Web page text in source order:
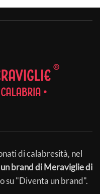
di calabresità, nel
brand di Meraviglie di
su "Diventa un brand".